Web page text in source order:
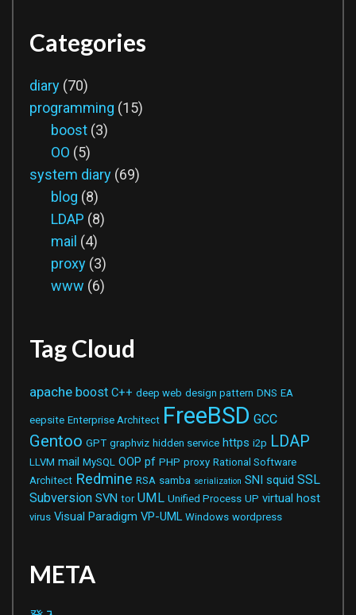
Categories
diary (70)
programming (15)
boost (3)
OO (5)
system diary (69)
blog (8)
LDAP (8)
mail (4)
proxy (3)
www (6)
Tag Cloud
apache boost C++ deep web design pattern DNS EA
eepsite Enterprise Architect FreeBSD GCC
Gentoo GPT graphviz hidden service https i2p LDAP
LLVM mail MySQL OOP pf PHP proxy Rational Software
Architect Redmine RSA samba serialization SNI squid SSL
Subversion SVN tor UML Unified Process UP virtual host
virus Visual Paradigm VP-UML Windows wordpress
META